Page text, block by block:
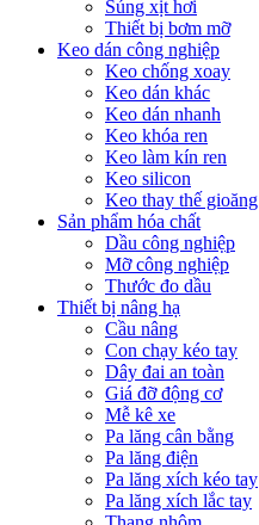
Súng xịt hơi
Thiết bị bơm mỡ
Keo dán công nghiệp
Keo chống xoay
Keo dán khác
Keo dán nhanh
Keo khóa ren
Keo làm kín ren
Keo silicon
Keo thay thế gioăng
Sản phẩm hóa chất
Dầu công nghiệp
Mỡ công nghiệp
Thước đo dầu
Thiết bị nâng hạ
Cầu nâng
Con chạy kéo tay
Dây đai an toàn
Giá đỡ động cơ
Mễ kê xe
Pa lăng cân bằng
Pa lăng điện
Pa lăng xích kéo tay
Pa lăng xích lắc tay